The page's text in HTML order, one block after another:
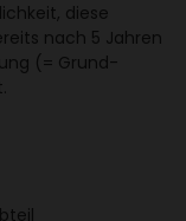
diese
nach 5 Jahren
(= Grund­